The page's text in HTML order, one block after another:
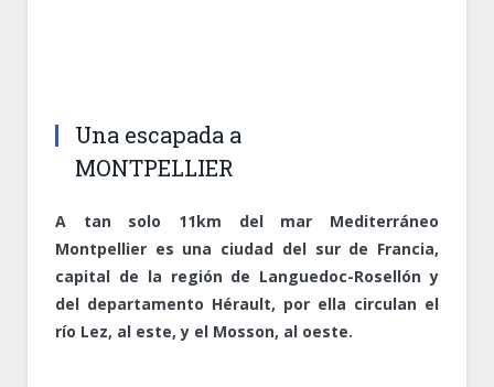
Una escapada a
MONTPELLIER
A tan solo 11km del mar Mediterráneo
Montpellier es una ciudad del sur de Francia,
capital de la región de Languedoc-Rosellón y
del departamento Hérault, por ella circulan el
río Lez, al este, y el Mosson, al oeste.